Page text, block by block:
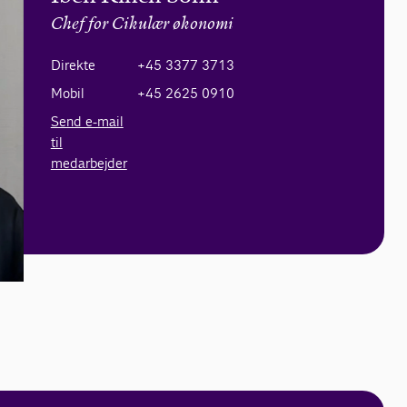
Chef for Cikulær økonomi
Direkte
+45 3377 3713
Mobil
+45 2625 0910
Send e-mail
til
medarbejder